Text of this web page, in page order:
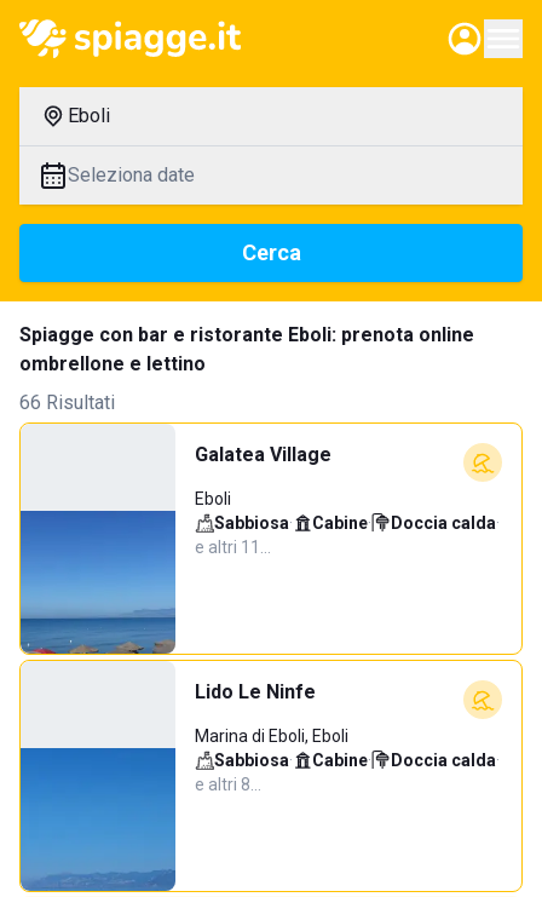
Eboli
Seleziona date
Cerca
Spiagge con bar e ristorante Eboli: prenota online
ombrellone e lettino
66 Risultati
Galatea Village
Eboli
Sabbiosa· Cabine· Doccia calda·
e altri 11…
Lido Le Ninfe
Marina di Eboli, Eboli
Sabbiosa· Cabine· Doccia calda·
e altri 8…